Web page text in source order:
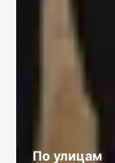
По улицам